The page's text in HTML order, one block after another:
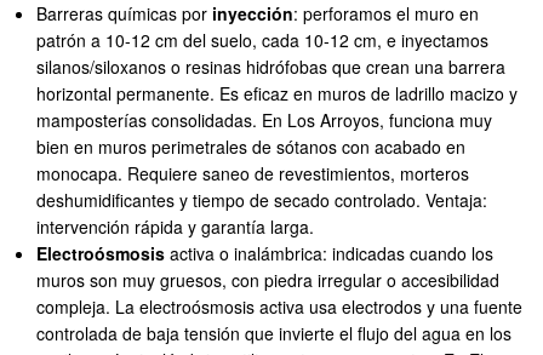
Barreras químicas por inyección: perforamos el muro en
patrón a 10-12 cm del suelo, cada 10-12 cm, e inyectamos
silanos/siloxanos o resinas hidrófobas que crean una barrera
horizontal permanente. Es eficaz en muros de ladrillo macizo y
mamposterías consolidadas. En Los Arroyos, funciona muy
bien en muros perimetrales de sótanos con acabado en
monocapa. Requiere saneo de revestimientos, morteros
deshumidificantes y tiempo de secado controlado. Ventaja:
intervención rápida y garantía larga.
Electroósmosis activa o inalámbrica: indicadas cuando los
muros son muy gruesos, con piedra irregular o accesibilidad
compleja. La electroósmosis activa usa electrodos y una fuente
controlada de baja tensión que invierte el flujo del agua en los